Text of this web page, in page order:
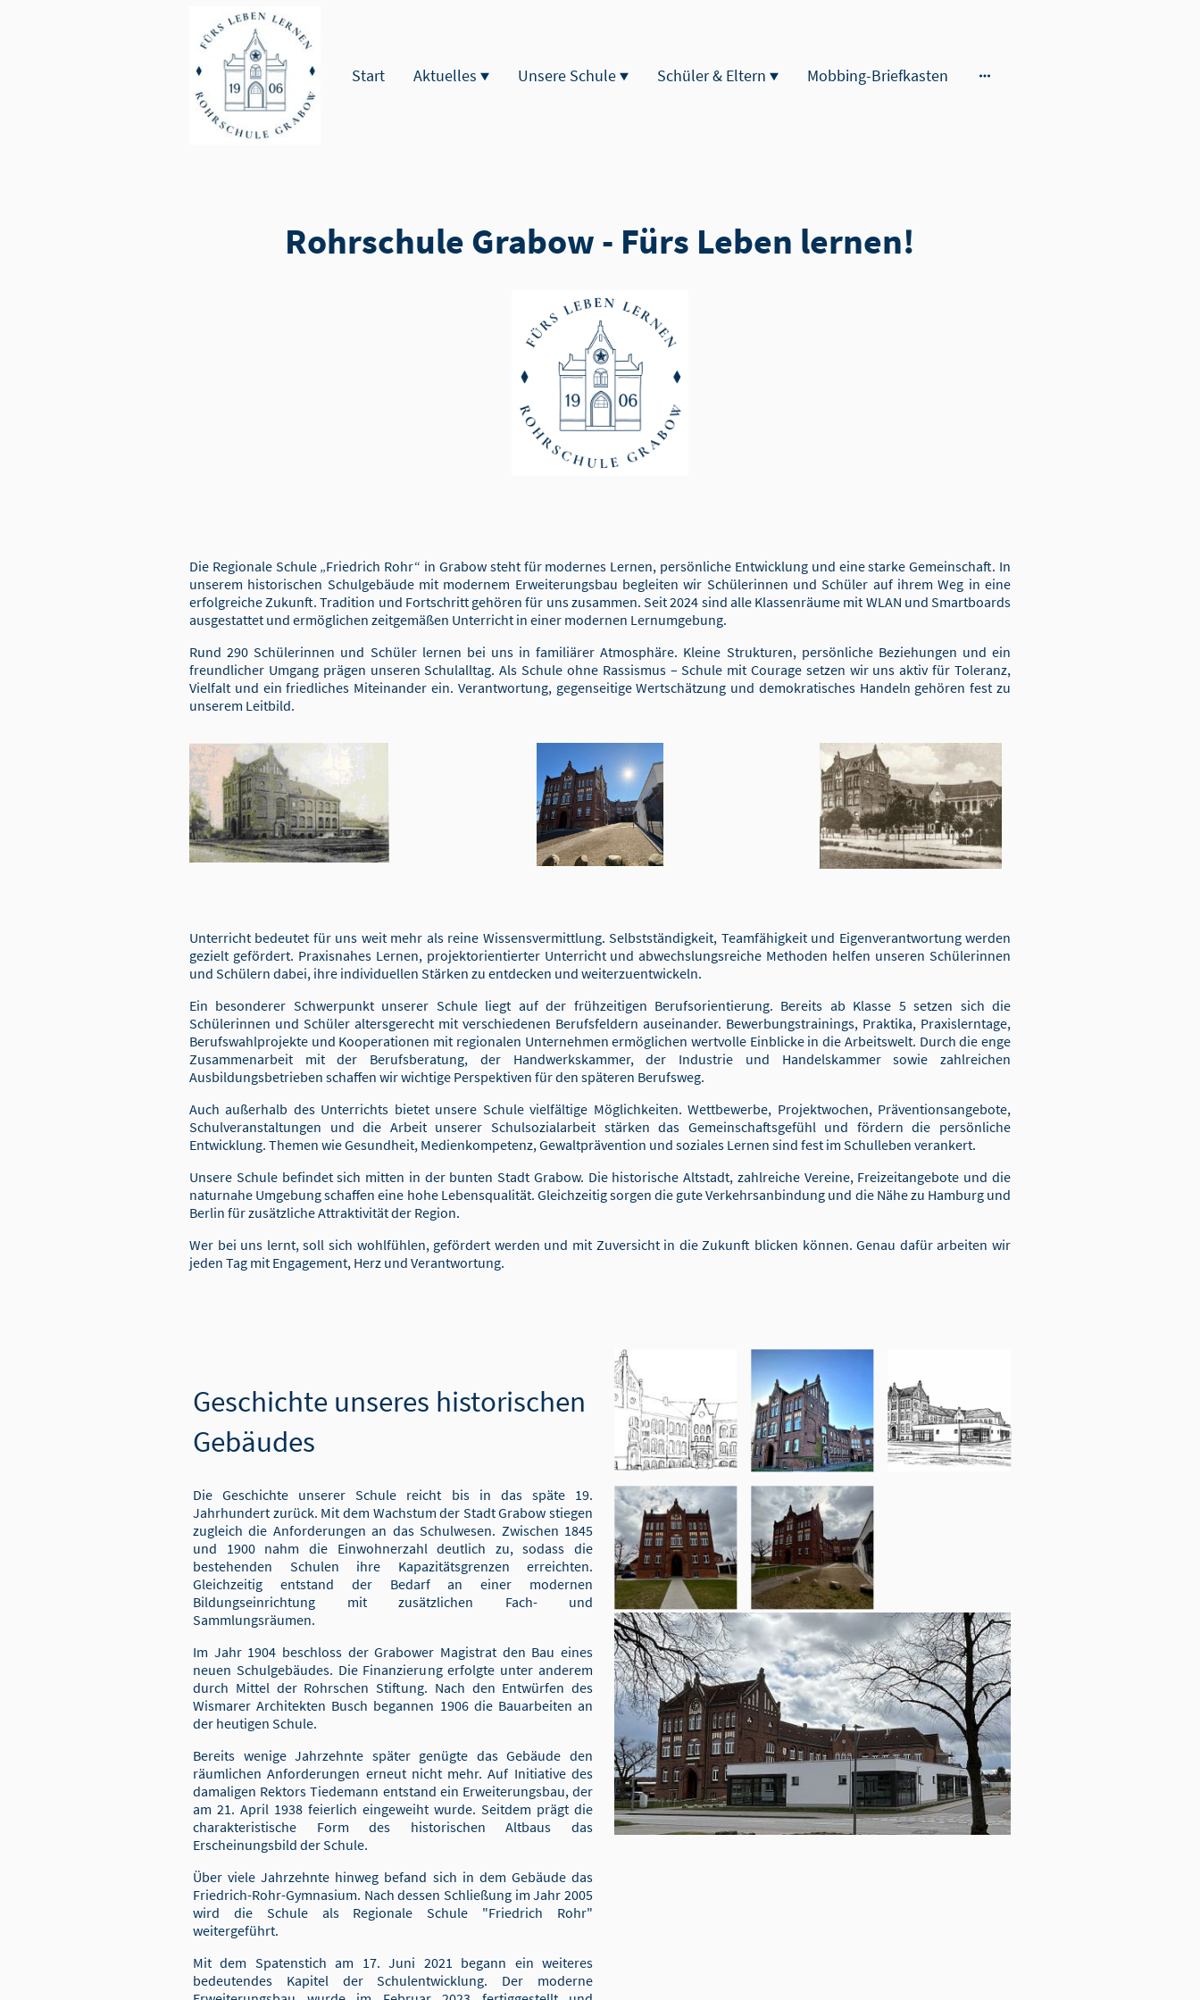
Start Aktuelles Unsere Schule Schüler & Eltern Mobbing-Briefkasten
Rohrschule Grabow - Fürs Leben lernen!
Die Regionale Schule „Friedrich Rohr“ in Grabow steht für modernes Lernen, persönliche Entwicklung und eine starke Gemeinschaft. In
unserem historischen Schulgebäude mit modernem Erweiterungsbau begleiten wir Schülerinnen und Schüler auf ihrem Weg in eine
erfolgreiche Zukunft. Tradition und Fortschritt gehören für uns zusammen. Seit 2024 sind alle Klassenräume mit WLAN und Smartboards
ausgestattet und ermöglichen zeitgemäßen Unterricht in einer modernen Lernumgebung.
Rund 290 Schülerinnen und Schüler lernen bei uns in familiärer Atmosphäre. Kleine Strukturen, persönliche Beziehungen und ein
freundlicher Umgang prägen unseren Schulalltag. Als Schule ohne Rassismus – Schule mit Courage setzen wir uns aktiv für Toleranz,
Vielfalt und ein friedliches Miteinander ein. Verantwortung, gegenseitige Wertschätzung und demokratisches Handeln gehören fest zu
unserem Leitbild.
Unterricht bedeutet für uns weit mehr als reine Wissensvermittlung. Selbstständigkeit, Teamfähigkeit und Eigenverantwortung werden
gezielt gefördert. Praxisnahes Lernen, projektorientierter Unterricht und abwechslungsreiche Methoden helfen unseren Schülerinnen
und Schülern dabei, ihre individuellen Stärken zu entdecken und weiterzuentwickeln.
Ein besonderer Schwerpunkt unserer Schule liegt auf der frühzeitigen Berufsorientierung. Bereits ab Klasse 5 setzen sich die
Schülerinnen und Schüler altersgerecht mit verschiedenen Berufsfeldern auseinander. Bewerbungstrainings, Praktika, Praxislerntage,
Berufswahlprojekte und Kooperationen mit regionalen Unternehmen ermöglichen wertvolle Einblicke in die Arbeitswelt. Durch die enge
Zusammenarbeit mit der Berufsberatung, der Handwerkskammer, der Industrie und Handelskammer sowie zahlreichen
Ausbildungsbetrieben schaffen wir wichtige Perspektiven für den späteren Berufsweg.
Auch außerhalb des Unterrichts bietet unsere Schule vielfältige Möglichkeiten. Wettbewerbe, Projektwochen, Präventionsangebote,
Schulveranstaltungen und die Arbeit unserer Schulsozialarbeit stärken das Gemeinschaftsgefühl und fördern die persönliche
Entwicklung. Themen wie Gesundheit, Medienkompetenz, Gewaltprävention und soziales Lernen sind fest im Schulleben verankert.
Unsere Schule befindet sich mitten in der bunten Stadt Grabow. Die historische Altstadt, zahlreiche Vereine, Freizeitangebote und die
naturnahe Umgebung schaffen eine hohe Lebensqualität. Gleichzeitig sorgen die gute Verkehrsanbindung und die Nähe zu Hamburg und
Berlin für zusätzliche Attraktivität der Region.
Wer bei uns lernt, soll sich wohlfühlen, gefördert werden und mit Zuversicht in die Zukunft blicken können. Genau dafür arbeiten wir
jeden Tag mit Engagement, Herz und Verantwortung.
Geschichte unseres historischen
Gebäudes
Die Geschichte unserer Schule reicht bis in das späte 19.
Jahrhundert zurück. Mit dem Wachstum der Stadt Grabow stiegen
zugleich die Anforderungen an das Schulwesen. Zwischen 1845
und 1900 nahm die Einwohnerzahl deutlich zu, sodass die
bestehenden Schulen ihre Kapazitätsgrenzen erreichten.
Gleichzeitig entstand der Bedarf an einer modernen
Bildungseinrichtung mit zusätzlichen Fach- und
Sammlungsräumen.
Im Jahr 1904 beschloss der Grabower Magistrat den Bau eines
neuen Schulgebäudes. Die Finanzierung erfolgte unter anderem
durch Mittel der Rohrschen Stiftung. Nach den Entwürfen des
Wismarer Architekten Busch begannen 1906 die Bauarbeiten an
der heutigen Schule.
Bereits wenige Jahrzehnte später genügte das Gebäude den
räumlichen Anforderungen erneut nicht mehr. Auf Initiative des
damaligen Rektors Tiedemann entstand ein Erweiterungsbau, der
am 21. April 1938 feierlich eingeweiht wurde. Seitdem prägt die
charakteristische Form des historischen Altbaus das
Erscheinungsbild der Schule.
Über viele Jahrzehnte hinweg befand sich in dem Gebäude das
Friedrich-Rohr-Gymnasium. Nach dessen Schließung im Jahr 2005
wird die Schule als Regionale Schule "Friedrich Rohr"
weitergeführt.
Mit dem Spatenstich am 17. Juni 2021 begann ein weiteres
bedeutendes Kapitel der Schulentwicklung. Der moderne